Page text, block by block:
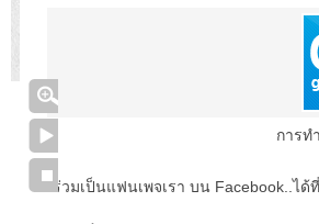
การท
ร่วมเป็นแฟนเพจเรา บน Facebook..ได้